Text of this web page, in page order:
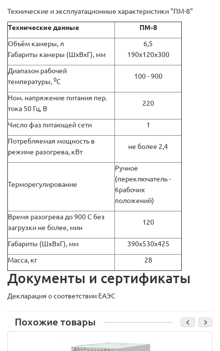
Технические и эксплуатационные характеристики "ПМ-8"
Технические данные ПМ-8
Объём камеры, л
Габариты камеры (ШхВхГ), мм
6,5
190х120х300
Диапазон рабочей
температуры, 0С
100 - 900
Ном. напряжение питания пер.
тока 50 Гц, В
220
Число фаз питающей сети 1
Потребляемая мощность в
режиме разогрева, кВт
не более 2,4
Терморегулирование
Ручное
(переключатель -
6рабочих
положений)
Время разогрева до 900 С без
загрузки не более, мин
120
Габариты (ШхВхГ), мм 390х530х425
Масса, кг 28
Документы и сертификаты
Декларация о соответствии ЕАЭС
Похожие товары